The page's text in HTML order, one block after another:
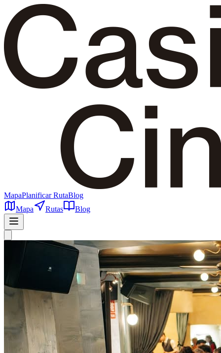
MapaPlanificar RutaBlog
Mapa
Rutas Blog